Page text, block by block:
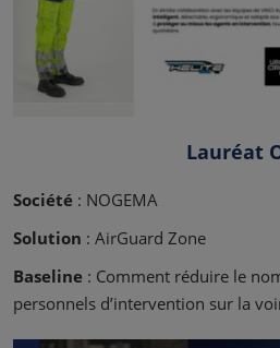
Lauréat
Société : NOGEMA
Solution : AirGuard Zone
Baseline : Comment réduire le
personnels d’intervention sur la